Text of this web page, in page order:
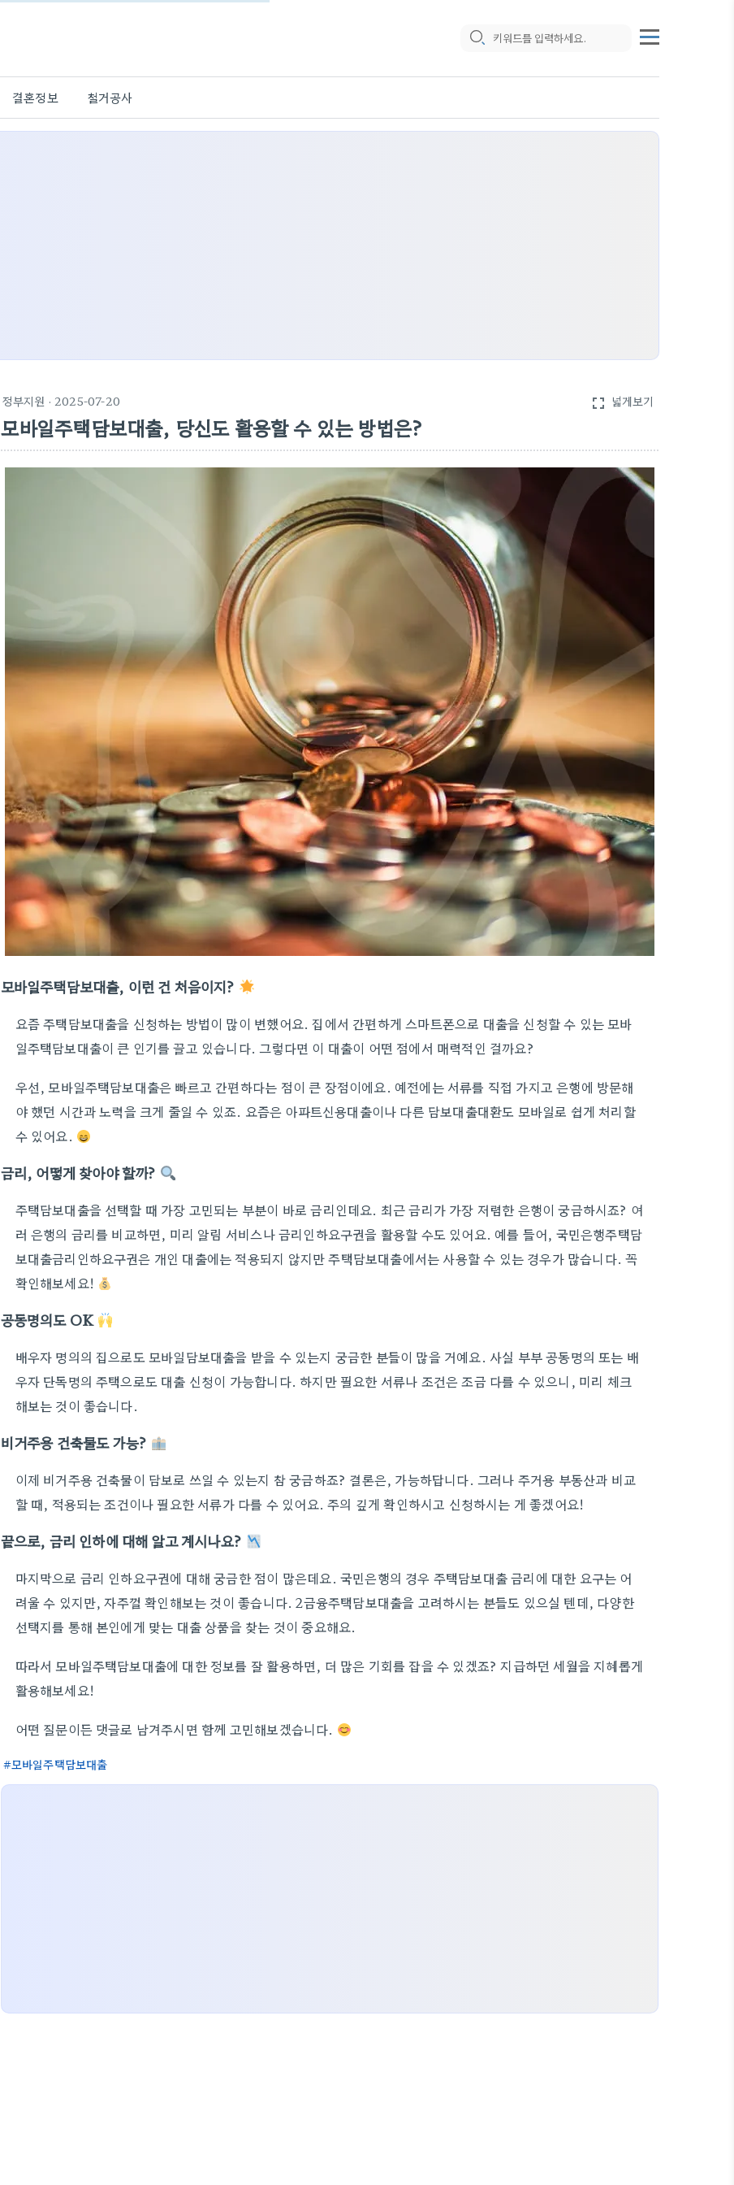
결혼정보 철거공사
정부지원 · 2025-07-20 fullscreen 넓게보기
모바일주택담보대출, 당신도 활용할 수 있는 방법은?
모바일주택담보대출, 이런 건 처음이지?
요즘 주택담보대출을 신청하는 방법이 많이 변했어요. 집에서 간편하게 스마트폰으로 대출을 신청할 수 있는 모바
일주택담보대출이 큰 인기를 끌고 있습니다. 그렇다면 이 대출이 어떤 점에서 매력적인 걸까요?
우선, 모바일주택담보대출은 빠르고 간편하다는 점이 큰 장점이에요. 예전에는 서류를 직접 가지고 은행에 방문해
야 했던 시간과 노력을 크게 줄일 수 있죠. 요즘은 아파트신용대출이나 다른 담보대출대환도 모바일로 쉽게 처리할
수 있어요.
금리, 어떻게 찾아야 할까?
주택담보대출을 선택할 때 가장 고민되는 부분이 바로 금리인데요. 최근 금리가 가장 저렴한 은행이 궁금하시죠? 여
러 은행의 금리를 비교하면, 미리 알림 서비스나 금리인하요구권을 활용할 수도 있어요. 예를 들어, 국민은행주택담
보대출금리인하요구권은 개인 대출에는 적용되지 않지만 주택담보대출에서는 사용할 수 있는 경우가 많습니다. 꼭
확인해보세요!
공동명의도 OK
배우자 명의의 집으로도 모바일담보대출을 받을 수 있는지 궁금한 분들이 많을 거예요. 사실 부부 공동명의 또는 배
우자 단독명의 주택으로도 대출 신청이 가능합니다. 하지만 필요한 서류나 조건은 조금 다를 수 있으니, 미리 체크
해보는 것이 좋습니다.
비거주용 건축물도 가능?
이제 비거주용 건축물이 담보로 쓰일 수 있는지 참 궁금하죠? 결론은, 가능하답니다. 그러나 주거용 부동산과 비교
할 때, 적용되는 조건이나 필요한 서류가 다를 수 있어요. 주의 깊게 확인하시고 신청하시는 게 좋겠어요!
끝으로, 금리 인하에 대해 알고 계시나요?
마지막으로 금리 인하요구권에 대해 궁금한 점이 많은데요. 국민은행의 경우 주택담보대출 금리에 대한 요구는 어
려울 수 있지만, 자주껄 확인해보는 것이 좋습니다. 2금융주택담보대출을 고려하시는 분들도 있으실 텐데, 다양한
선택지를 통해 본인에게 맞는 대출 상품을 찾는 것이 중요해요.
따라서 모바일주택담보대출에 대한 정보를 잘 활용하면, 더 많은 기회를 잡을 수 있겠죠? 지급하던 세월을 지혜롭게
활용해보세요!
어떤 질문이든 댓글로 남겨주시면 함께 고민해보겠습니다.
모바일주택담보대출